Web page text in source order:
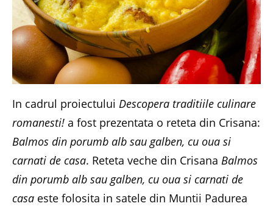
In cadrul proiectului Descopera traditiile culinare
romanesti! a fost prezentata o reteta din Crisana:
Balmos din porumb alb sau galben, cu oua si
carnati de casa. Reteta veche din Crisana Balmos
din porumb alb sau galben, cu oua si carnati de
casa este folosita in satele din Muntii Padurea